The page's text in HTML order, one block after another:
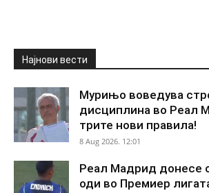
Најнови вести
Мурињо воведува
дисциплина во Реал
трите нови правила!
8 Aug 2026. 12:01
Реал Мадрид донесе
оди во Премиер